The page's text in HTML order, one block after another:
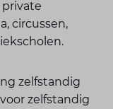
circussen,
zelfstandig
zelfstandig